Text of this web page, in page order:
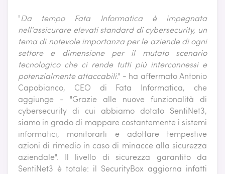
"Da tempoFata Informatica è impegnata
nell'assicurare elevati standard di cybersecurity, un
tema di notevole importanza per le aziende di ogni
settore e dimensione per il mutato scenario
tecnologico che ci rende tutti più interconnessi e
potenzialmente attaccabili." - ha affermato Antonio
Capobianco, CEO di Fata Informatica, che
aggiunge - "Grazie alle nuove funzionalità di
cybersecurity di cui abbiamo dotato SentiNet3,
siamo in grado di mappare costantemente i sistemi
informatici, monitorarli e adottare tempestive
azioni di rimedio in caso di minacce alla sicurezza
aziendale". Il livello di sicurezza garantito da
SentiNet3 è totale: il SecurityBox aggiorna infatti